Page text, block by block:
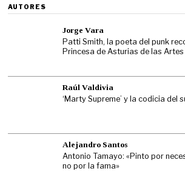
AUTORES
Jorge Vara
Patti Smith, la poeta del punk
Princesa de Asturias de las
Raúl Valdivia
‘Marty Supreme’ y la codicia del
Alejandro Santos
Antonio Tamayo: «Pinto por
no por la fama»